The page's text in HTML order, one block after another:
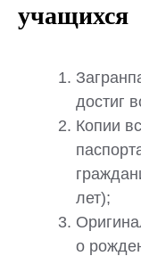
учащихся
достиг
Копии
лет);
о